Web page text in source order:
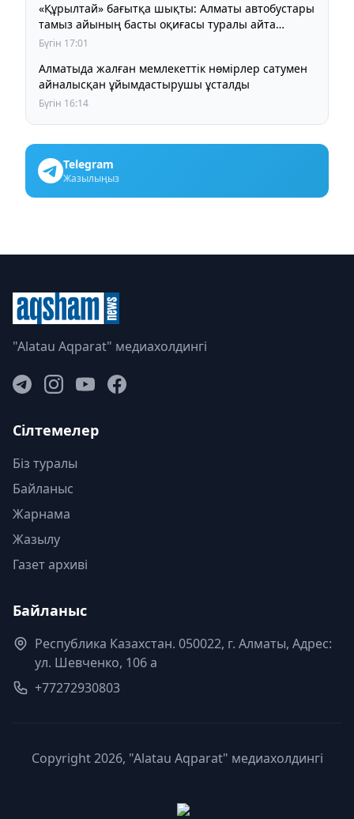
«Құрылтай» бағытқа шықты: Алматы автобустары
тамыз айының басты оқиғасы туралы айта
бастады
Бүгін 17:01
Алматыда жалған мемлекеттік нөмірлер сатумен
айналысқан ұйымдастырушы ұсталды
Бүгін 16:14
Telegram
Жазылыңыз
"Alatau Aqparat" медиахолдингі
Сілтемелер
Біз туралы
Байланыс
Жарнама
Жазылу
Газет архиві
Байланыс
Республика Казахстан. 050022, г. Алматы, Адрес:
ул. Шевченко, 106 а
+77272930803
Copyright 2026, "Alatau Aqparat" медиахолдингі